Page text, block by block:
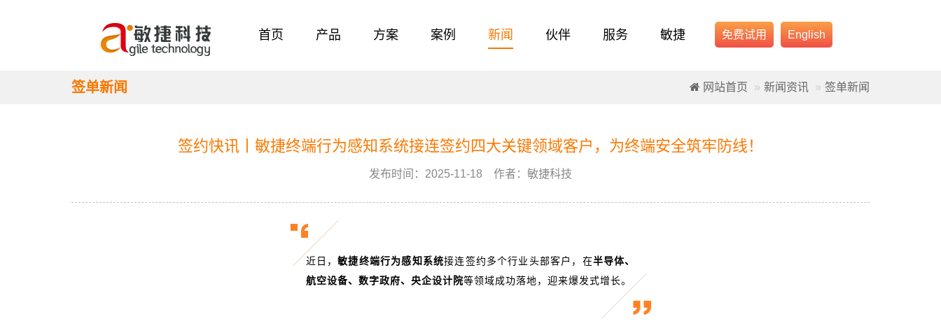
首页 产品 方案 案例 新闻 伙伴 服务 敏捷 免费试用 English
签单新闻 网站首页 新闻资讯 签单新闻
签约快讯丨敏捷终端行为感知系统接连签约四大关键领域客户，为终端安全筑牢防线！
发布时间：2025-11-18 作者：敏捷科技
近日，敏捷终端行为感知系统接连签约多个行业头部客户，在半导体、
航空设备、数字政府、央企设计院等领域成功落地，迎来爆发式增长。